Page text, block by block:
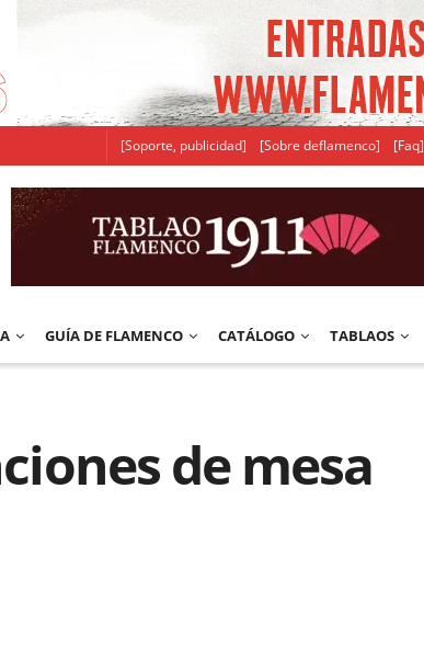
[Soporte, publicidad] [Sobre deflamenco] [Faq]
GUÍA DE FLAMENCO CATÁLOGO TABLAOS
de mesa